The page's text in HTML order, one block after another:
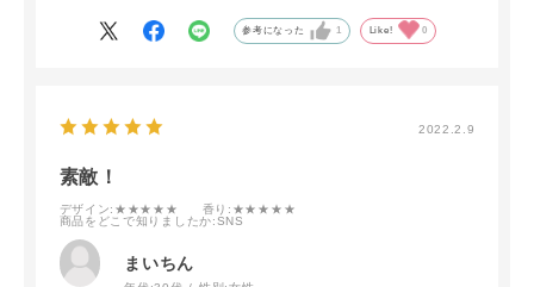
参考になった 1 Like! 0
2022.2.9
素敵！
デザイン:★★★★★ 香り :★★★★★
商品をどこで知りましたか:SNS
まいちん